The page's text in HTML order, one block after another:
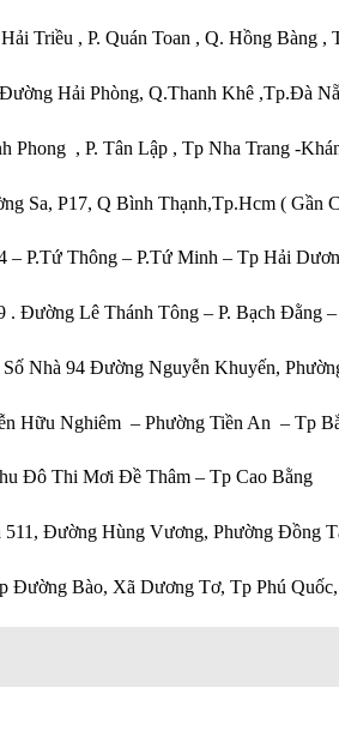
Triều , P. Quán Toan , Q. Hồng Bàng ,
Hải Phòng, Q.Thanh Khê ,Tp.Đà
Phong , P. Tân Lập , Tp Nha Trang -
Sa, P17, Q Bình Thạnh,Tp.Hcm ( Gần
– P.Tứ Thông – P.Tứ Minh – Tp Hải
. Đường Lê Thánh Tông – P. Bạch Đằng
Nhà 94 Đường Nguyễn Khuyến,
Hữu Nghiêm – Phường Tiền An – Tp
Đô Thi Mơi Đề Thâm – Tp Cao Bằng
511, Đường Hùng Vương, Phường Đồng
Đường Bào, Xã Dương Tơ, Tp Phú